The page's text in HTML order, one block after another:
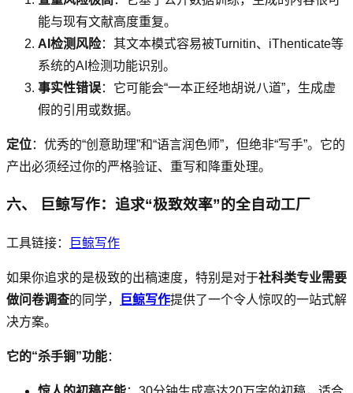
能与现有文献高度重复。
AI检测风险：其文本模式容易被Turnitin、iThenticate等
系统的AI检测功能识别。
事实性错误：它可能会“一本正经地胡说八道”，生成虚
假的引用或数据。
定位：优秀的“创意助理”和“语言润色师”，但绝非“写手”。它的
产出必须经过你的严格验证、重写和降重处理。
六、 巨鲸写作：追求“极致效率”的全自动工厂
工具链接： 巨鲸写作
如果你追求的是极致的出稿速度，特别是对于社科类专业需要
做问卷调查的同学， 巨鲸写作提供了一个令人惊叹的一站式解
决方案。
它的“杀手锏”功能：